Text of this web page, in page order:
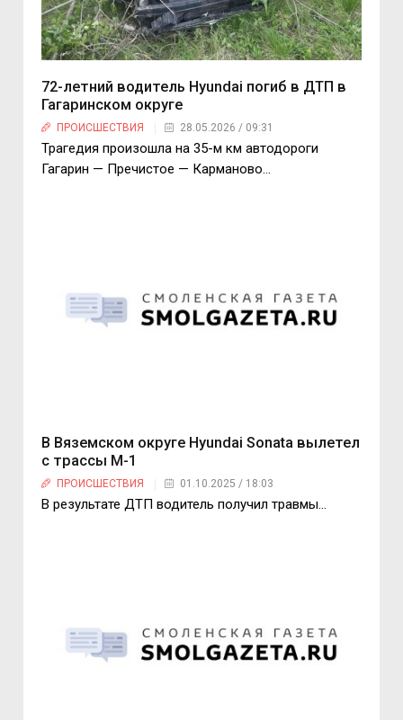
72-летний водитель Hyundai погиб в ДТП в
Гагаринском округе
ПРОИСШЕСТВИЯ 28.05.2026 / 09:31
Трагедия произошла на 35-м км автодороги
Гагарин — Пречистое — Карманово…
В Вяземском округе Hyundai Sonata вылетел
с трассы М-1
ПРОИСШЕСТВИЯ 01.10.2025 / 18:03
В результате ДТП водитель получил травмы…